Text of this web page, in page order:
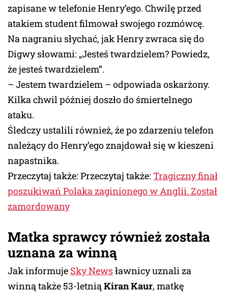
zapisane w telefonie Henry’ego. Chwilę przed
atakiem student filmował swojego rozmówcę.
Na nagraniu słychać, jak Henry zwraca się do
Digwy słowami: „Jesteś twardzielem? Powiedz,
że jesteś twardzielem”.
– Jestem twardzielem – odpowiada oskarżony.
Kilka chwil później doszło do śmiertelnego
ataku.
Śledczy ustalili również, że po zdarzeniu telefon
należący do Henry’ego znajdował się w kieszeni
napastnika.
Przeczytaj także: Przeczytaj także: Tragiczny finał
poszukiwań Polaka zaginionego w Anglii. Został
zamordowany
Matka sprawcy również została
uznana za winną
Jak informuje Sky Newsławnicy uznali za
winną także 53-letniąKiran Kaur, matkę